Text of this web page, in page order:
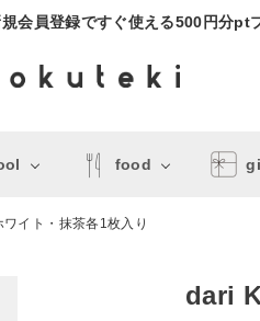
会員登録ですぐ使える500円分pt
food
イト・抹茶各1枚入り
dari